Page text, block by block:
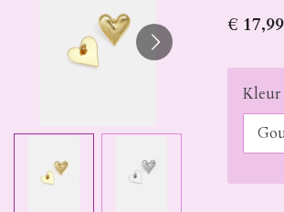
€ 17,99
Kleur